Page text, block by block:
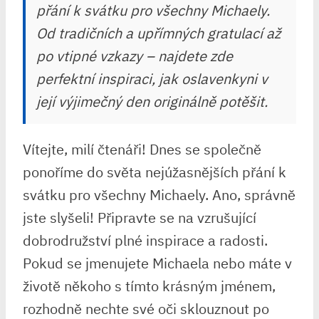
přání k svátku pro všechny Michaely.
Od tradičních a upřímných gratulací až
po vtipné vzkazy – najdete zde
perfektní inspiraci, jak oslavenkyni v
její výjimečný den originálně potěšit.
Vítejte, milí čtenáři! Dnes se společně
ponoříme do světa nejúžasnějších přání k
svátku pro všechny Michaely. Ano, správně
jste slyšeli! Připravte se na vzrušující
dobrodružství plné inspirace a radosti.
Pokud se jmenujete Michaela nebo máte v
životě někoho s tímto krásným jménem,
rozhodně nechte své oči sklouznout po